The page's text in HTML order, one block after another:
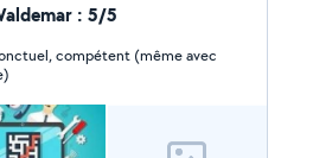
web performantes et
Web: -
(HTML, CSS,
d'applications web avec
(Angular, Spring Boot) -
et de l'expérience
: 5/5
compétent (même avec